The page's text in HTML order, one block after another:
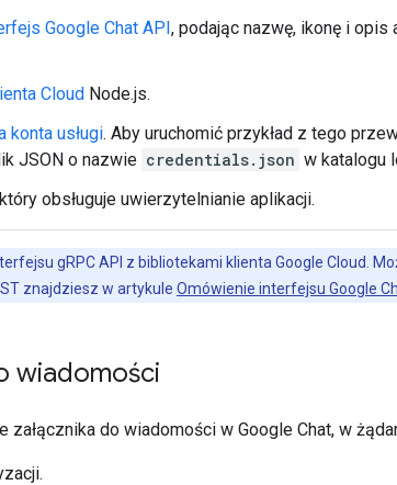
Google Chat API, podając nazwę, ikonę i opis
Cloud Node.js.
konta usługi. Aby uruchomić przykład z tego
JSON o nazwie credentials.json w katalogu
obsługuje uwierzytelnianie aplikacji.
gRPC API z bibliotekami klienta Google Cloud.
znajdziesz w artykule Omówienie interfejsu Google
wiadomości
załącznika do wiadomości w Google Chat, w